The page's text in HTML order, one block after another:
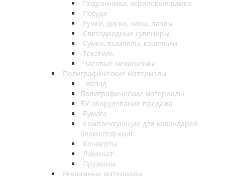
Подрамники, акриловые рамки
Посуда
Ручки, диски, часы, пазлы
Светодиодные сувениры
Сумки, вымпелы, кошельки
Текстиль
Часовые механизмы
Полиграфические материалы
Назад
Полиграфические материалы
БУ оборудование продажа
Бумага
Комплектующие для календарей
блокнотов книг
Конверты
Ламинат
Пружины
Рекламные материалы